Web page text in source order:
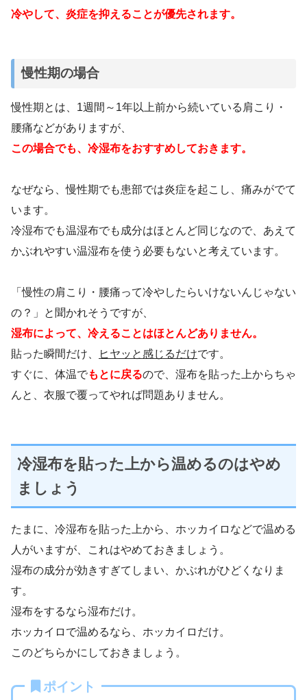
冷やして、炎症を抑えることが優先されます。
慢性期の場合
慢性期とは、1週間～1年以上前から続いている肩こり・
腰痛などがありますが、
この場合でも、冷湿布をおすすめしておきます。
なぜなら、慢性期でも患部では炎症を起こし、痛みがでて
います。
冷湿布でも温湿布でも成分はほとんど同じなので、あえて
かぶれやすい温湿布を使う必要もないと考えています。
「慢性の肩こり・腰痛って冷やしたらいけないんじゃない
の？」と聞かれそうですが、
湿布によって、冷えることはほとんどありません。
貼った瞬間だけ、
ヒヤッと感じるだけです。
すぐに、体温でもとに戻るので、湿布を貼った上からちゃ
んと、衣服で覆ってやれば問題ありません。
冷湿布を貼った上から温めるのはやめ
ましょう
たまに、冷湿布を貼った上から、ホッカイロなどで温める
人がいますが、これはやめておきましょう。
湿布の成分が効きすぎてしまい、かぶれがひどくなりま
す。
湿布をするなら湿布だけ。
ホッカイロで温めるなら、ホッカイロだけ。
このどちらかにしておきましょう。
ポイント